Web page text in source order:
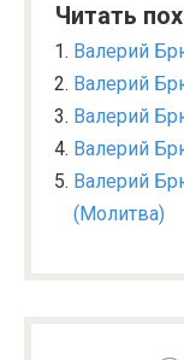
Читать
Валерий
Валерий
Валерий
Валерий
Валерий
(Молитва)